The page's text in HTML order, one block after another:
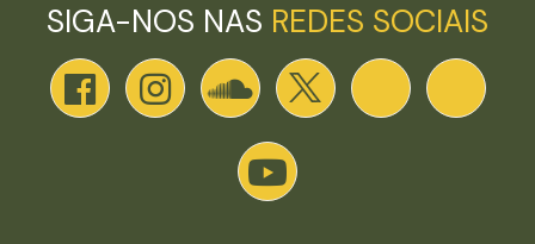
SIGA-NOS NAS REDES SOCIAIS